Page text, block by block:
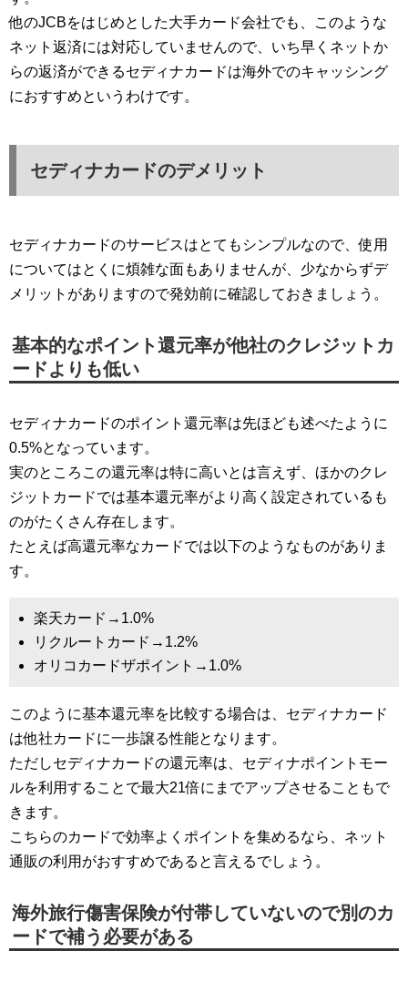
他のJCBをはじめとした大手カード会社でも、このような
ネット返済には対応していませんので、いち早くネットか
らの返済ができるセディナカードは海外でのキャッシング
におすすめというわけです。
セディナカードのデメリット
セディナカードのサービスはとてもシンプルなので、使用
についてはとくに煩雑な面もありませんが、少なからずデ
メリットがありますので発効前に確認しておきましょう。
基本的なポイント還元率が他社のクレジットカ
ードよりも低い
セディナカードのポイント還元率は先ほども述べたように
0.5%となっています。
実のところこの還元率は特に高いとは言えず、ほかのクレ
ジットカードでは基本還元率がより高く設定されているも
のがたくさん存在します。
たとえば高還元率なカードでは以下のようなものがありま
す。
楽天カード→1.0%
リクルートカード→1.2%
オリコカードザポイント→1.0%
このように基本還元率を比較する場合は、セディナカード
は他社カードに一歩譲る性能となります。
ただしセディナカードの還元率は、セディナポイントモー
ルを利用することで最大21倍にまでアップさせることもで
きます。
こちらのカードで効率よくポイントを集めるなら、ネット
通販の利用がおすすめであると言えるでしょう。
海外旅行傷害保険が付帯していないので別のカ
ードで補う必要がある